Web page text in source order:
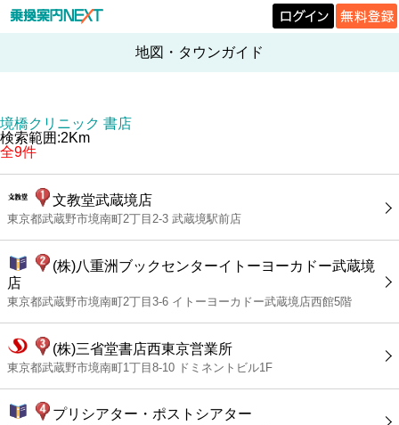
地図・タウンガイド
境橋クリニック 書店
検索範囲:2Km
全9件
文教堂武蔵境店
東京都武蔵野市境南町2丁目2-3 武蔵境駅前店
(株)八重洲ブックセンターイトーヨーカドー武蔵境
店
東京都武蔵野市境南町2丁目3-6 イトーヨーカドー武蔵境店西館5階
(株)三省堂書店西東京営業所
東京都武蔵野市境南町1丁目8-10 ドミネントビル1F
プリシアター・ポストシアター